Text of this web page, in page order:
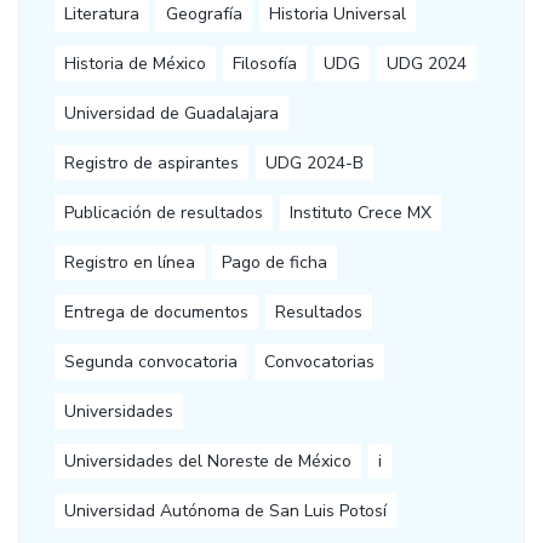
Literatura Geografía Historia Universal
Historia de México Filosofía UDG UDG 2024
Universidad de Guadalajara
Registro de aspirantes UDG 2024-B
Publicación de resultados Instituto Crece MX
Registro en línea Pago de ficha
Entrega de documentos Resultados
Segunda convocatoria Convocatorias
Universidades
Universidades del Noreste de México i
Universidad Autónoma de San Luis Potosí